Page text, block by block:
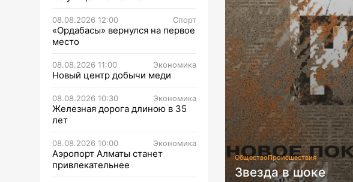
08.08.2026 12:00 Спорт
«Ордабасы» вернулся на первое
место
08.08.2026 11:00 Экономика
Новый центр добычи меди
08.08.2026 10:30 Экономика
Железная дорога длиною в 35
лет
08.08.2026 10:00 Экономика
Аэропорт Алматы станет
привлекательнее
ОбществоПроисшествия
Звезда в шоке